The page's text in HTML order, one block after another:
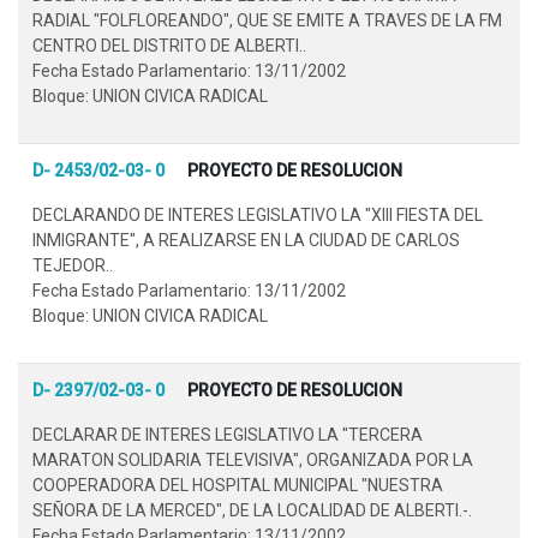
RADIAL "FOLFLOREANDO", QUE SE EMITE A TRAVES DE LA FM
CENTRO DEL DISTRITO DE ALBERTI..
Fecha Estado Parlamentario: 13/11/2002
Bloque: UNION CIVICA RADICAL
D- 2453/02-03- 0 PROYECTO DE RESOLUCION
DECLARANDO DE INTERES LEGISLATIVO LA "XIII FIESTA DEL
INMIGRANTE", A REALIZARSE EN LA CIUDAD DE CARLOS
TEJEDOR..
Fecha Estado Parlamentario: 13/11/2002
Bloque: UNION CIVICA RADICAL
D- 2397/02-03- 0 PROYECTO DE RESOLUCION
DECLARAR DE INTERES LEGISLATIVO LA "TERCERA
MARATON SOLIDARIA TELEVISIVA", ORGANIZADA POR LA
COOPERADORA DEL HOSPITAL MUNICIPAL "NUESTRA
SEÑORA DE LA MERCED", DE LA LOCALIDAD DE ALBERTI.-.